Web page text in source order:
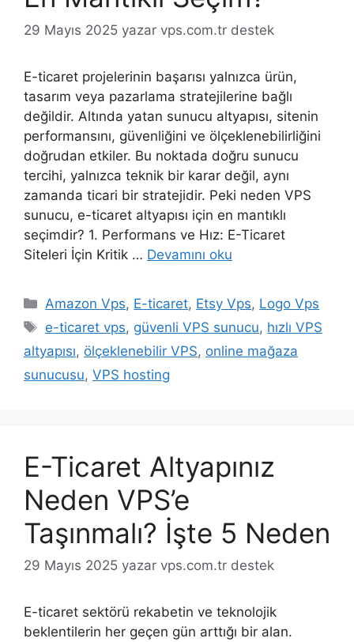
29 Mayıs 2025 yazar vps.com.tr destek
E-ticaret projelerinin başarısı yalnızca ürün,
tasarım veya pazarlama stratejilerine bağlı
değildir. Altında yatan sunucu altyapısı, sitenin
performansını, güvenliğini ve ölçeklenebilirliğini
doğrudan etkiler. Bu noktada doğru sunucu
tercihi, yalnızca teknik bir karar değil, aynı
zamanda ticari bir stratejidir. Peki neden VPS
sunucu, e-ticaret altyapısı için en mantıklı
seçimdir? 1. Performans ve Hız: E-Ticaret
Siteleri İçin Kritik … Devamını oku
Kategoriler
Amazon Vps, E-ticaret, Etsy Vps, Logo Vps
Etiketler
e-ticaret vps, güvenli VPS sunucu, hızlı VPS
altyapısı, ölçeklenebilir VPS, online mağaza
sunucusu, VPS hosting
E-Ticaret Altyapınız
Neden VPS’e
Taşınmalı? İşte 5 Neden
29 Mayıs 2025 yazar vps.com.tr destek
E-ticaret sektörü rekabetin ve teknolojik
beklentilerin her geçen gün arttığı bir alan.